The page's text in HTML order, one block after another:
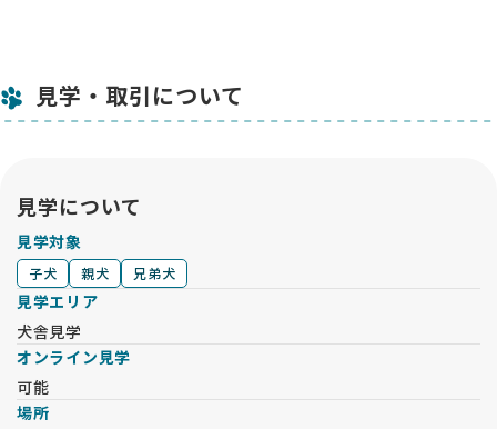
見学・取引について
見学について
見学対象
子犬 親犬 兄弟犬
見学エリア
犬舎見学
オンライン見学
可能
場所